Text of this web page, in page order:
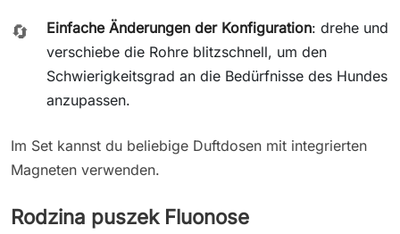
🔄 Einfache Änderungen der Konfiguration: drehe und
verschiebe die Rohre blitzschnell, um den
Schwierigkeitsgrad an die Bedürfnisse des Hundes
anzupassen.
Im Set kannst du beliebige Duftdosen mit integrierten
Magneten verwenden.
Rodzina puszek Fluonose